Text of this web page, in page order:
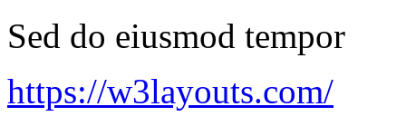
Sed do eiusmod tempor
https://w3layouts.com/